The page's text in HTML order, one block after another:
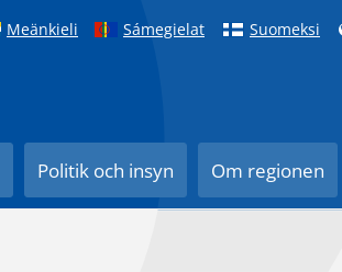
Meänkieli Sámegielat Suomeksi
Politik och insyn Om regionen